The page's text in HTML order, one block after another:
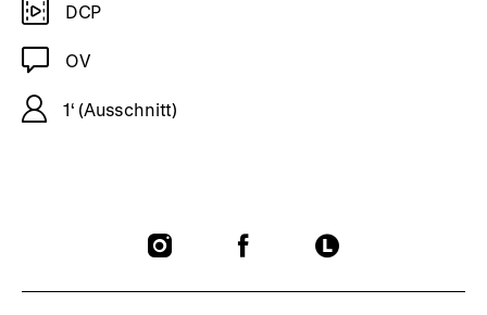
DCP
OV
1‘ (Ausschnitt)
To
To
To